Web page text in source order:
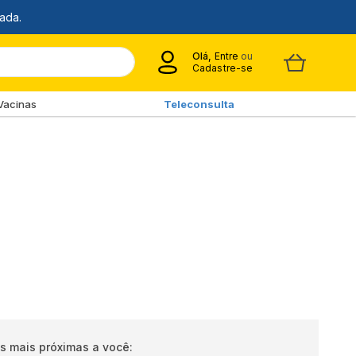
Olá, Entre ou
Cadastre-se
Teleconsulta
mais próximas a você: